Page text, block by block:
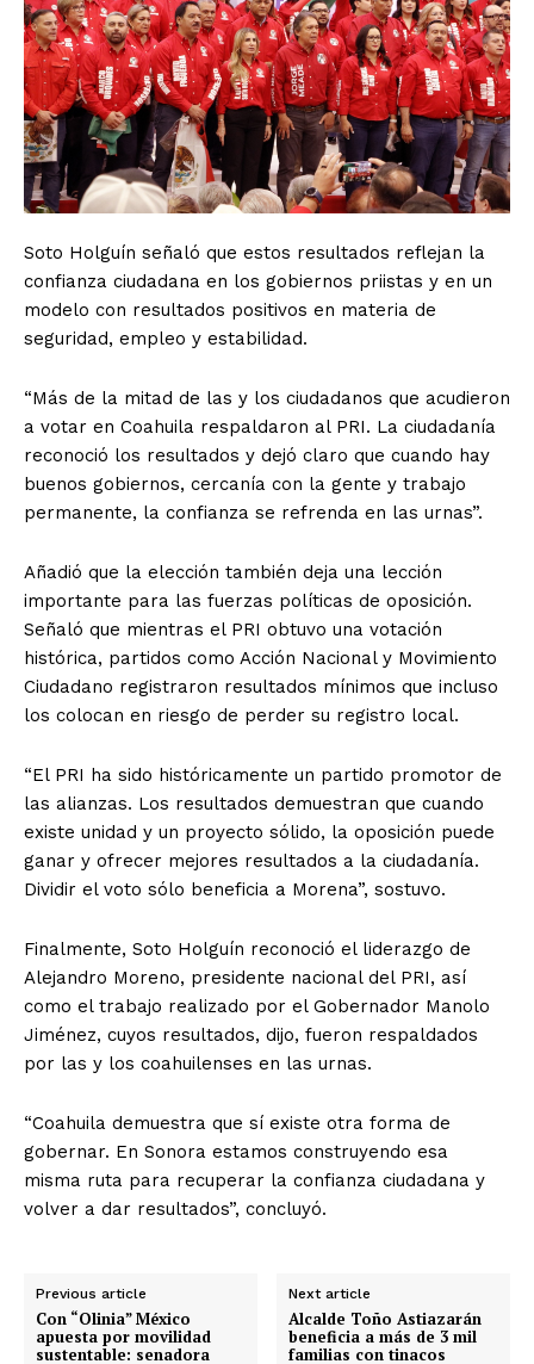
Soto Holguín señaló que estos resultados reflejan la
confianza ciudadana en los gobiernos priistas y en un
modelo con resultados positivos en materia de
seguridad, empleo y estabilidad.
“Más de la mitad de las y los ciudadanos que acudieron
a votar en Coahuila respaldaron al PRI. La ciudadanía
reconoció los resultados y dejó claro que cuando hay
buenos gobiernos, cercanía con la gente y trabajo
permanente, la confianza se refrenda en las urnas”.
Añadió que la elección también deja una lección
importante para las fuerzas políticas de oposición.
Señaló que mientras el PRI obtuvo una votación
histórica, partidos como Acción Nacional y Movimiento
Ciudadano registraron resultados mínimos que incluso
los colocan en riesgo de perder su registro local.
“El PRI ha sido históricamente un partido promotor de
las alianzas. Los resultados demuestran que cuando
existe unidad y un proyecto sólido, la oposición puede
ganar y ofrecer mejores resultados a la ciudadanía.
Dividir el voto sólo beneficia a Morena”, sostuvo.
Finalmente, Soto Holguín reconoció el liderazgo de
Alejandro Moreno, presidente nacional del PRI, así
como el trabajo realizado por el Gobernador Manolo
Jiménez, cuyos resultados, dijo, fueron respaldados
por las y los coahuilenses en las urnas.
“Coahuila demuestra que sí existe otra forma de
gobernar. En Sonora estamos construyendo esa
misma ruta para recuperar la confianza ciudadana y
volver a dar resultados”, concluyó.
Previous article
Con “Olinia” México
apuesta por movilidad
sustentable: senadora
Next article
Alcalde Toño Astiazarán
beneficia a más de 3 mil
familias con tinacos